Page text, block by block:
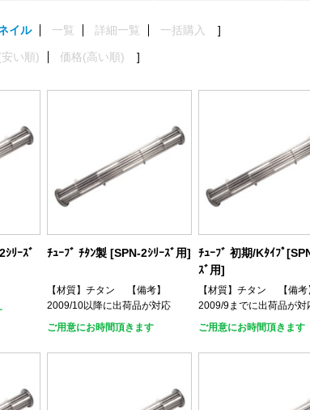
イル 一覧 詳細一覧 一括購入
い順) 価格(高い順)
ｼﾘｰｽﾞ
ﾁｭｰﾌﾞ ﾁﾀﾝ製 [SPN-2ｼﾘｰｽﾞ用]
【材質】チタン 【備考】
2009/10以降に出荷品が対応
ご用意にお時間頂きます
ﾁｭｰﾌﾞ 初期/Kﾀｲﾌﾟ
ｽﾞ用]
【材質】チタン 【備考
2009/9までに出荷品が対
ご用意にお時間頂きます